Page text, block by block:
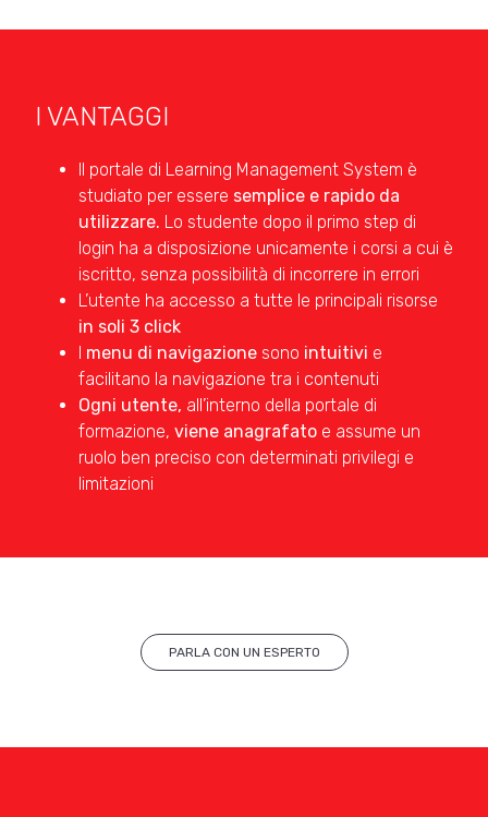
I VANTAGGI
Il portale di Learning Management System è
studiato per essere semplice e rapido da
utilizzare. Lo studente dopo il primo step di
login ha a disposizione unicamente i corsi a cui è
iscritto, senza possibilità di incorrere in errori
L’utente ha accesso a tutte le principali risorse
in soli 3 click
I menu di navigazione sono intuitivi e
facilitano la navigazione tra i contenuti
Ogni utente, all’interno della portale di
formazione, viene anagrafato e assume un
ruolo ben preciso con determinati privilegi e
limitazioni
PARLA CON UN ESPERTO